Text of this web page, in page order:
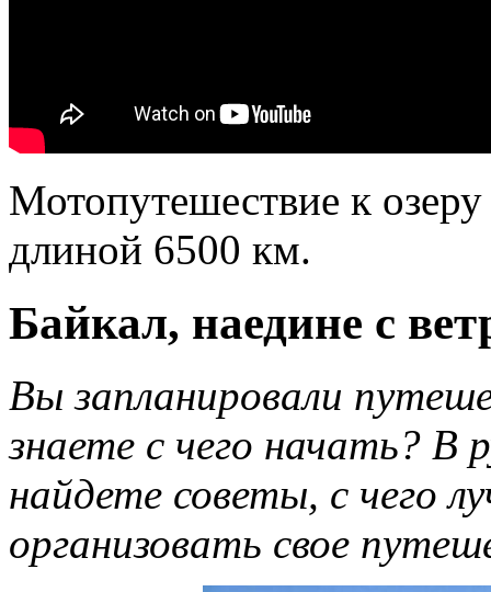
Мотопутешествие к
длиной 6500 км.
Байкал, наедине с
Вы запланировали
знаете с чего начать? В
найдете советы, с чего
организовать свое